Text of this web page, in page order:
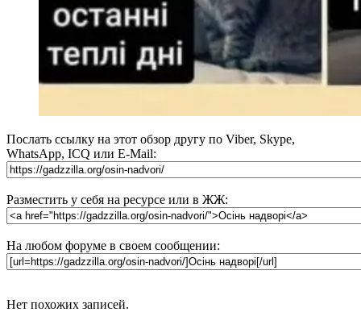
Послать ссылку на этот обзор другу по Viber, Skype,
WhatsApp, ICQ или E-Mail:
Разместить у себя на ресурсе или в ЖЖ:
На любом форуме в своем сообщении:
Нет похожих записей.